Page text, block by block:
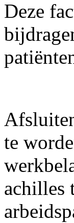
Deze
te
achilles